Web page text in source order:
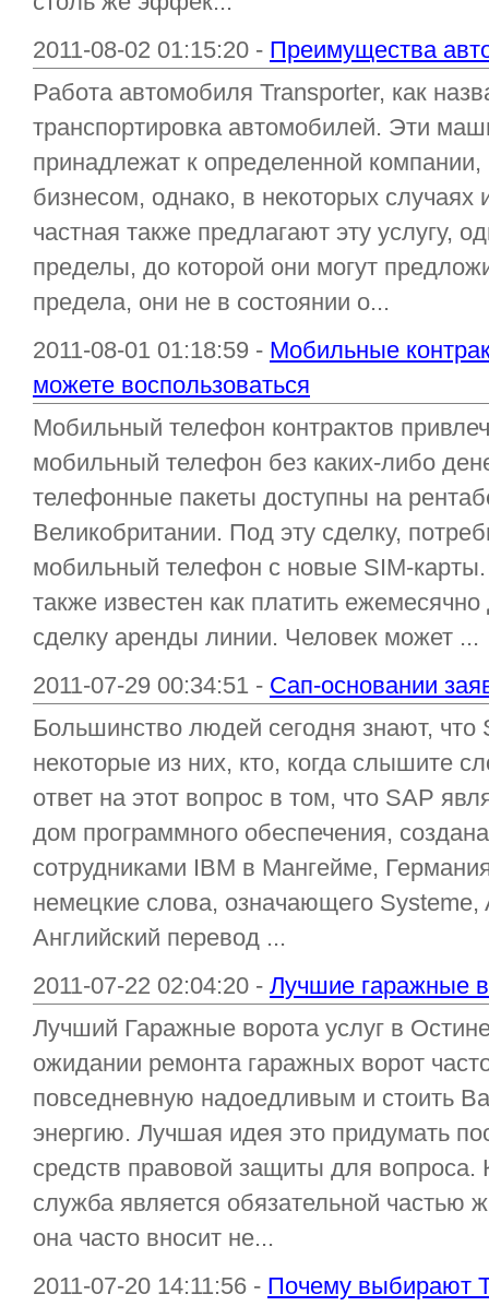
2011-08-02 01:15:20 - Преимущества
Работа автомобиля Transporter, как
транспортировка автомобилей. Эти
принадлежат к определенной компании,
бизнесом, однако, в некоторых случаях
частная также предлагают эту услугу,
пределы, до которой они могут
предела, они не в состоянии о...
2011-08-01 01:18:59 - Мобильные
можете воспользоваться
Мобильный телефон контрактов
мобильный телефон без каких-либо
телефонные пакеты доступны на
Великобритании. Под эту сделку,
мобильный телефон с новые SIM-
также известен как платить
сделку аренды линии. Человек может ...
2011-07-29 00:34:51 - Сап-основании
Большинство людей сегодня знают,
некоторые из них, кто, когда слышите
ответ на этот вопрос в том, что SAP
дом программного обеспечения,
сотрудниками IBM в Мангейме,
немецкие слова, означающего
Английский перевод ...
2011-07-22 02:04:20 - Лучшие гаражные
Лучший Гаражные ворота услуг в
ожидании ремонта гаражных ворот
повседневную надоедливым и стоить
энергию. Лучшая идея это придумать
средств правовой защиты для вопроса.
служба является обязательной частью
она часто вносит не...
2011-07-20 14:11:56 - Почему выбирают